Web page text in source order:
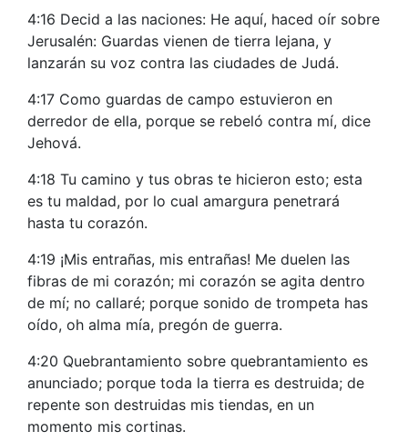
4:16 Decid a las naciones: He aquí, haced oír sobre
Jerusalén: Guardas vienen de tierra lejana, y
lanzarán su voz contra las ciudades de Judá.
4:17 Como guardas de campo estuvieron en
derredor de ella, porque se rebeló contra mí, dice
Jehová.
4:18 Tu camino y tus obras te hicieron esto; esta
es tu maldad, por lo cual amargura penetrará
hasta tu corazón.
4:19 ¡Mis entrañas, mis entrañas! Me duelen las
fibras de mi corazón; mi corazón se agita dentro
de mí; no callaré; porque sonido de trompeta has
oído, oh alma mía, pregón de guerra.
4:20 Quebrantamiento sobre quebrantamiento es
anunciado; porque toda la tierra es destruida; de
repente son destruidas mis tiendas, en un
momento mis cortinas.